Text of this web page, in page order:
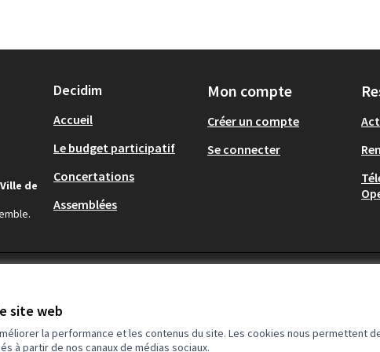
site web
la performance et les contenus du site. Les cookies nous permettent
à partir de nos canaux de médias sociaux.
de
Decidim
Accueil
Le budget participatif
Concertations
Assemblées
Mon compte
Créer un compte
Se connecter